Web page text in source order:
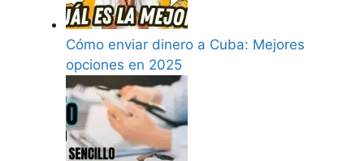
Cómo enviar dinero a Cuba: Mejores
opciones en 2025